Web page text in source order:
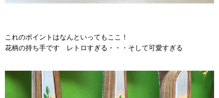
これのポイントはなんといってもここ！
花柄の持ち手です レトロすぎる・・・そして可愛すぎる